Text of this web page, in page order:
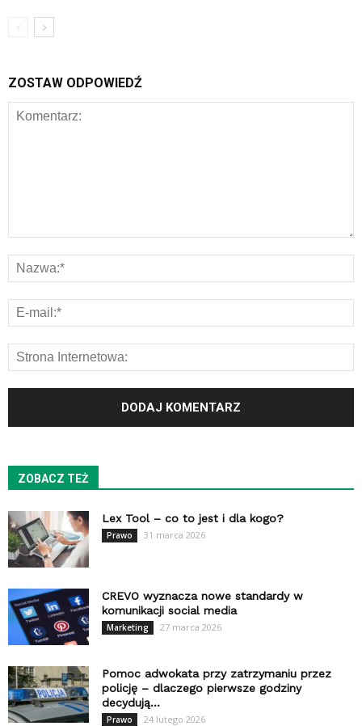
ZOSTAW ODPOWIEDŹ
ZOBACZ TEŻ
Lex Tool – co to jest i dla kogo?
Prawo 31 marca 2026
CREVO wyznacza nowe standardy w
komunikacji social media
Marketing 27 marca 2026
Pomoc adwokata przy zatrzymaniu przez
policję – dlaczego pierwsze godziny
decydują...
Prawo 24 lutego 2026